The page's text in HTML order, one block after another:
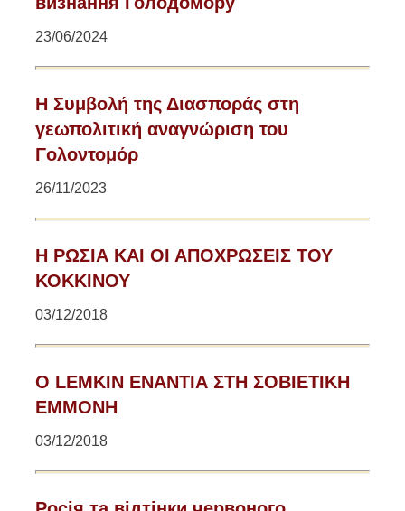
23/06/2024
Η Συμβολή της Διασποράς στη
γεωπολιτική αναγνώριση του
Γολοντομόρ
26/11/2023
Η ΡΩΣΙΑ ΚΑΙ ΟΙ ΑΠΟΧΡΩΣΕΙΣ ΤΟΥ
ΚΟΚΚΙΝΟΥ
03/12/2018
Ο LEMKIN ΕΝΑΝΤΙΑ ΣΤΗ ΣΟΒΙΕΤΙΚΗ
ΕΜΜΟΝΗ
03/12/2018